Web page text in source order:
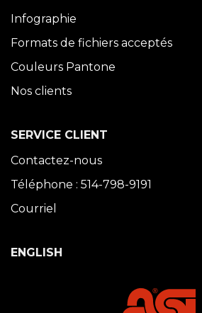
Infographie
Formats de fichiers acceptés
Couleurs Pantone
Nos clients
SERVICE CLIENT
Contactez-nous
Téléphone : 514-798-9191
Courriel
ENGLISH